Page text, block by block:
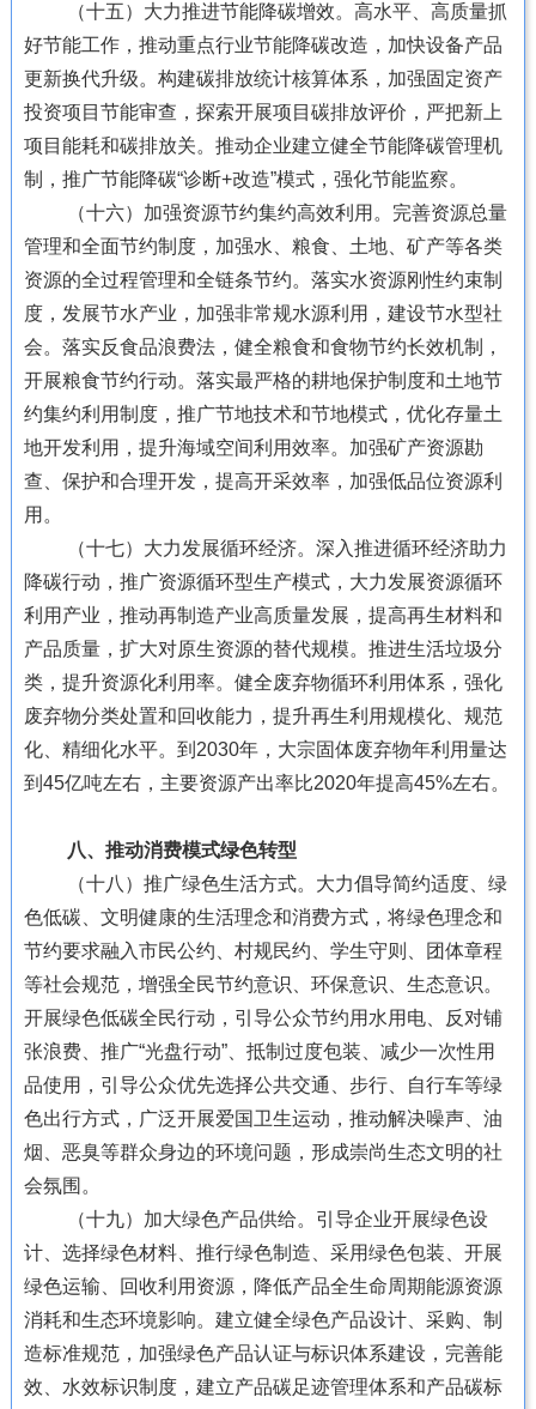
（十五）大力推进节能降碳增效。高水平、高质量抓
好节能工作，推动重点行业节能降碳改造，加快设备产品
更新换代升级。构建碳排放统计核算体系，加强固定资产
投资项目节能审查，探索开展项目碳排放评价，严把新上
项目能耗和碳排放关。推动企业建立健全节能降碳管理机
制，推广节能降碳“诊断+改造”模式，强化节能监察。
（十六）加强资源节约集约高效利用。完善资源总量
管理和全面节约制度，加强水、粮食、土地、矿产等各类
资源的全过程管理和全链条节约。落实水资源刚性约束制
度，发展节水产业，加强非常规水源利用，建设节水型社
会。落实反食品浪费法，健全粮食和食物节约长效机制，
开展粮食节约行动。落实最严格的耕地保护制度和土地节
约集约利用制度，推广节地技术和节地模式，优化存量土
地开发利用，提升海域空间利用效率。加强矿产资源勘
查、保护和合理开发，提高开采效率，加强低品位资源利
用。
（十七）大力发展循环经济。深入推进循环经济助力
降碳行动，推广资源循环型生产模式，大力发展资源循环
利用产业，推动再制造产业高质量发展，提高再生材料和
产品质量，扩大对原生资源的替代规模。推进生活垃圾分
类，提升资源化利用率。健全废弃物循环利用体系，强化
废弃物分类处置和回收能力，提升再生利用规模化、规范
化、精细化水平。到2030年，大宗固体废弃物年利用量达
到45亿吨左右，主要资源产出率比2020年提高45%左右。
八、推动消费模式绿色转型
（十八）推广绿色生活方式。大力倡导简约适度、绿
色低碳、文明健康的生活理念和消费方式，将绿色理念和
节约要求融入市民公约、村规民约、学生守则、团体章程
等社会规范，增强全民节约意识、环保意识、生态意识。
开展绿色低碳全民行动，引导公众节约用水用电、反对铺
张浪费、推广“光盘行动”、抵制过度包装、减少一次性用
品使用，引导公众优先选择公共交通、步行、自行车等绿
色出行方式，广泛开展爱国卫生运动，推动解决噪声、油
烟、恶臭等群众身边的环境问题，形成崇尚生态文明的社
会氛围。
（十九）加大绿色产品供给。引导企业开展绿色设
计、选择绿色材料、推行绿色制造、采用绿色包装、开展
绿色运输、回收利用资源，降低产品全生命周期能源资源
消耗和生态环境影响。建立健全绿色产品设计、采购、制
造标准规范，加强绿色产品认证与标识体系建设，完善能
效、水效标识制度，建立产品碳足迹管理体系和产品碳标